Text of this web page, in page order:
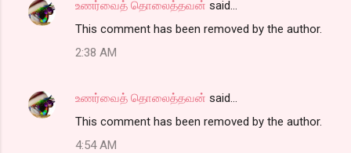
உணர்வைத் தொலைத்தவன் said…
This comment has been removed by the author.
2:38 AM
உணர்வைத் தொலைத்தவன் said…
This comment has been removed by the author.
4:54 AM